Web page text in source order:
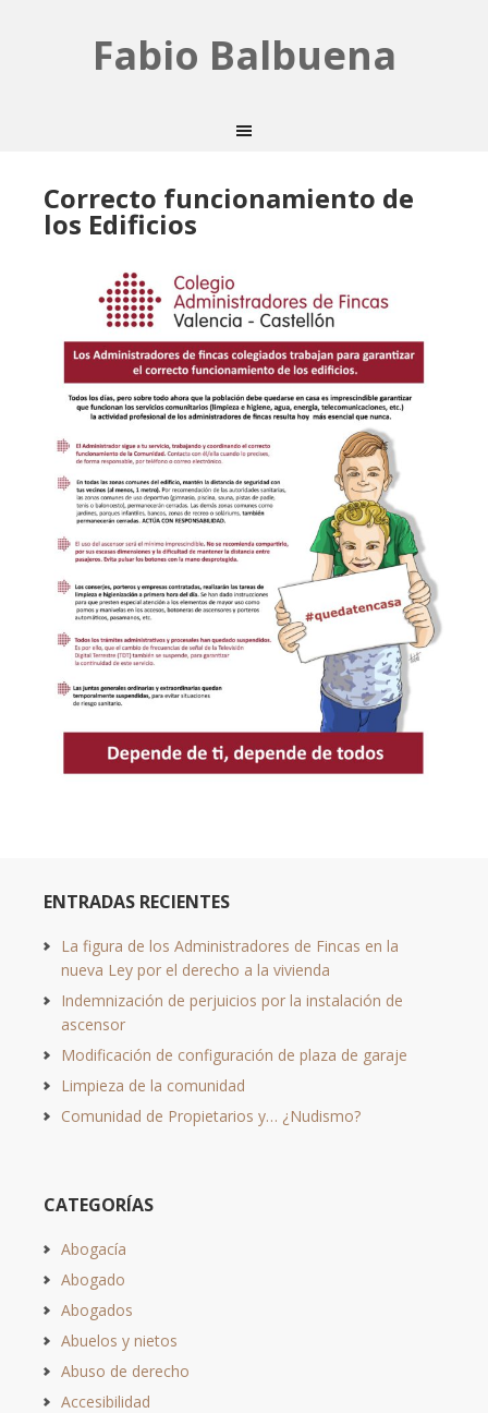
Fabio Balbuena
Correcto funcionamiento de
los Edificios
ENTRADAS RECIENTES
La figura de los Administradores de Fincas en la
nueva Ley por el derecho a la vivienda
Indemnización de perjuicios por la instalación de
ascensor
Modificación de configuración de plaza de garaje
Limpieza de la comunidad
Comunidad de Propietarios y… ¿Nudismo?
CATEGORÍAS
Abogacía
Abogado
Abogados
Abuelos y nietos
Abuso de derecho
Accesibilidad